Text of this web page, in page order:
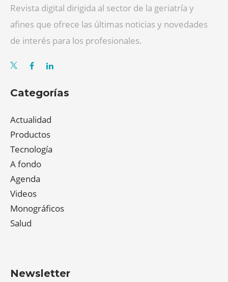
Revista digital dirigida al sector de la geriatría y
afines que ofrece las últimas noticias y novedades
de interés para los profesionales.
Categorías
Actualidad
Productos
Tecnología
A fondo
Agenda
Videos
Monográficos
Salud
Newsletter